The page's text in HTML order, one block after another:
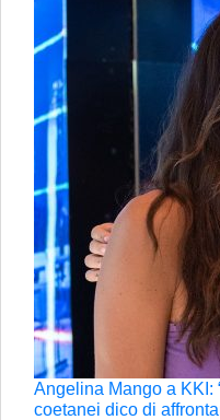
Angelina Mango a KKI:
coetanei dico di